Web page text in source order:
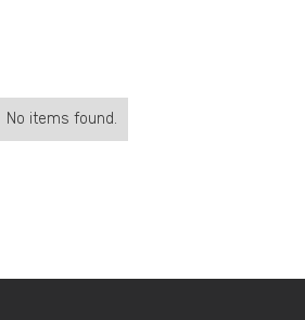
No items found.